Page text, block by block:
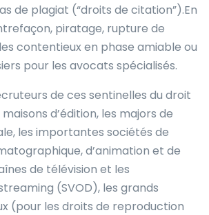
de plagiat (“droits de citation”).En
piratage, rupture de
contentieux en phase amiable ou
pour les avocats spécialisés.
de ces sentinelles du droit
d’édition, les majors de
les importantes sociétés de
d’animation et de
de télévision et les
(SVOD), les grands
(pour les droits de reproduction